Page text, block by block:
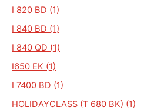
I 820 BD (1)
I 840 BD (1)
I 840 QD (1)
I650 EK (1)
I 7400 BD (1)
HOLIDAYCLASS (T 680 BK) (1)